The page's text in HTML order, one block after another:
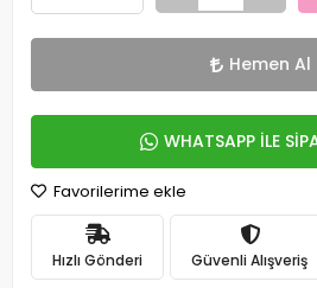
Hemen Al
WHATSAPP İLE
Favorilerime ekle
Hızlı Gönderi Güvenli Alışveriş